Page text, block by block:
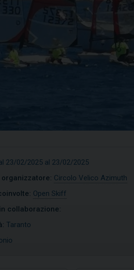
23/02/2025 al 23/02/2025
Circolo Velico Azimuth
Open Skiff
collaborazione:
Taranto